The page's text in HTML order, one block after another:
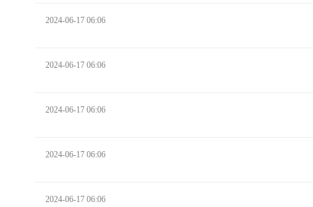
2024-06-17 06:06
2024-06-17 06:06
2024-06-17 06:06
2024-06-17 06:06
2024-06-17 06:06